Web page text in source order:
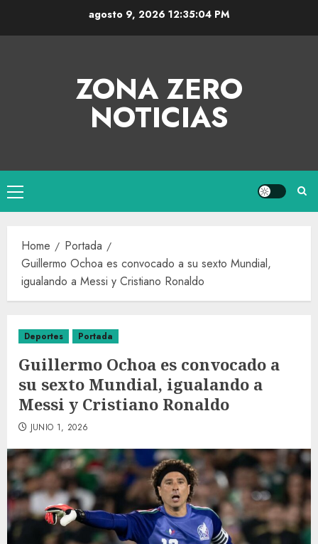
agosto 9, 2026 12:35:04 PM
ZONA ZERO
NOTICIAS
Home
Portada
Guillermo Ochoa es convocado a su sexto Mundial,
igualando a Messi y Cristiano Ronaldo
Deportes Portada
Guillermo Ochoa es convocado a
su sexto Mundial, igualando a
Messi y Cristiano Ronaldo
JUNIO 1, 2026